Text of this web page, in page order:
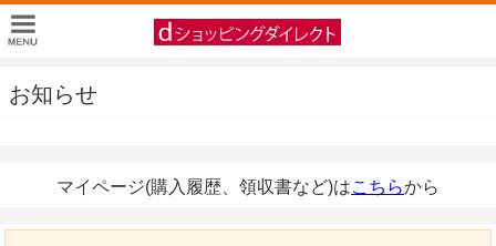
お知らせ
マイページ(購入履歴、領収書など)はこちらから